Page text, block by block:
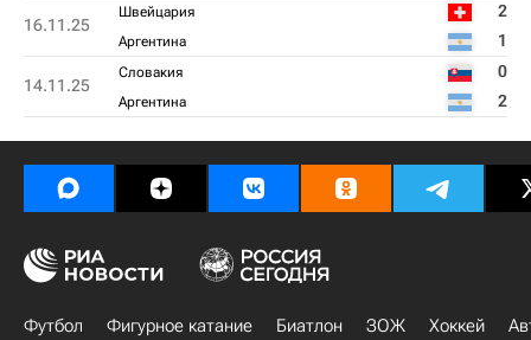
16.11.25
Швейцария 2
Аргентина 1
14.11.25
Словакия 0
Аргентина 2
Футбол Фигурное катание Биатлон ЗОЖ Хоккей